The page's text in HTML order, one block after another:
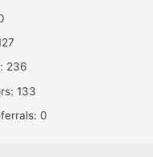
236
133
0